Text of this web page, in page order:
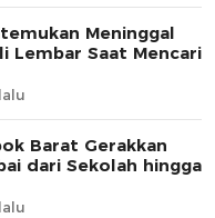
Meninggal
Lembar Saat Mencari
Barat Gerakkan
dari Sekolah hingga